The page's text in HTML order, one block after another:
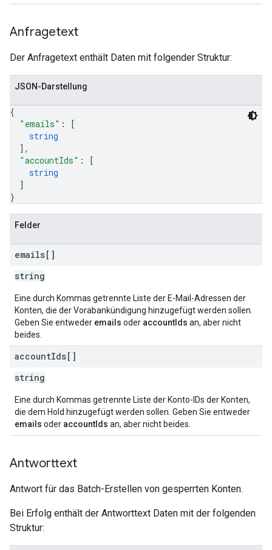
Anfragetext
Der Anfragetext enthält Daten mit folgender Struktur:
JSON-Darstellung
{
"emails" :
[
string
] ,
"accountIds" :
[
string
]
}
Felder
emails[]
string
Eine durch Kommas getrennte Liste der E-Mail-Adressen der
Konten, die der Vorabankündigung hinzugefügt werden sollen.
Geben Sie entweder emails oder accountIds an, aber nicht
beides.
accountIds[]
string
Eine durch Kommas getrennte Liste der Konto-IDs der Konten,
die dem Hold hinzugefügt werden sollen. Geben Sie entweder
emails oder accountIds an, aber nicht beides.
Antworttext
Antwort für das Batch-Erstellen von gesperrten Konten.
Bei Erfolg enthält der Antworttext Daten mit der folgenden
Struktur: